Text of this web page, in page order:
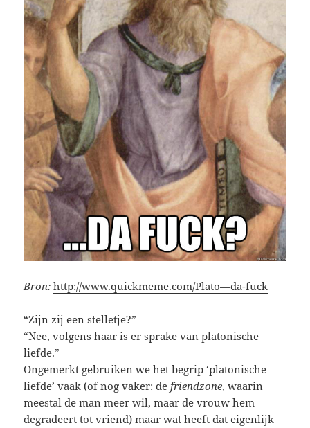
Bron:http://www.quickmeme.com/Plato—da-fuck
“Zijn zij een stelletje?”
“Nee, volgens haar is er sprake van platonische
liefde.”
Ongemerkt gebruiken we het begrip ‘platonische
liefde’ vaak (of nog vaker: de friendzone, waarin
meestal de man meer wil, maar de vrouw hem
degradeert tot vriend) maar wat heeft dat eigenlijk